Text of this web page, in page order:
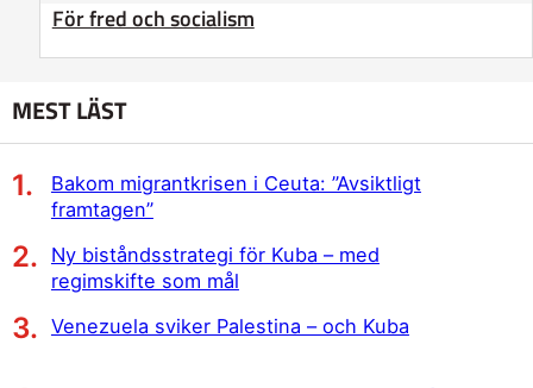
För fred och socialism
MEST LÄST
Bakom migrantkrisen i Ceuta: ”Avsiktligt
framtagen”
Ny biståndsstrategi för Kuba – med
regimskifte som mål
Venezuela sviker Palestina – och Kuba